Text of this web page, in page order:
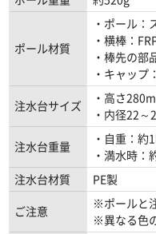
ポール材質
・ポール：
・横棒：
・棒先の部
・キャップ
注水台サイズ
・高さ
・内径22～
注水台重量
・自重：約
・満水時：
注水台材質
PE製
ご注意
※ポールと
※異なる色